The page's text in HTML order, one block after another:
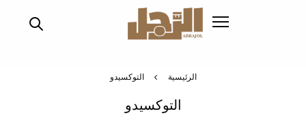
الرئيسية التوكسيدو
التوكسيدو